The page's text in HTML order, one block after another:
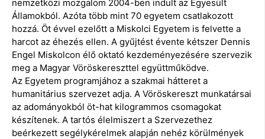
nemzetközi mozgalom 2004-ben indult az Egyesült
Államokból. Azóta több mint 70 egyetem csatlakozott
hozzá. Öt évvel ezelőtt a Miskolci Egyetem is felvette a
harcot az éhezés ellen. A gyűjtést évente kétszer Dennis
Engel Miskolcon élő oktató kezdeményezésére szervezik
meg a Magyar Vöröskereszttel együttműködve.
Az Egyetem programjához a szakmai hátteret a
humanitárius szervezet adja. A Vöröskereszt munkatársai
az adományokból öt-hat kilogrammos csomagokat
készítenek. A tartós élelmiszert a Szervezethez
beérkezett segélykérelmek alapján nehéz körülmények